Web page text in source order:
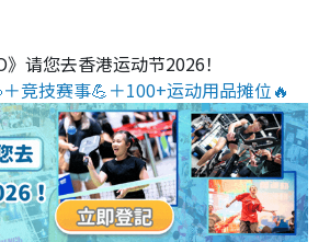
》请您去香港运动节2026！
竞技赛事💪＋100+运动用品摊位🔥